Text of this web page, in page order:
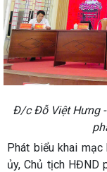
Đ/c Đỗ Việt Hưng
Phát biểu khai
ủy, Chủ tịch HĐND